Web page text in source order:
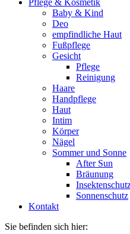
Baby & Kind
Deo
empfindliche Haut
Fußpflege
Gesicht
Pflege
Reinigung
Haare
Handpflege
Haut
Intim
Körper
Nägel
Sommer und Sonne
After Sun
Bräunung
Sonnenschutz
Kontakt
Sie befinden sich hier: